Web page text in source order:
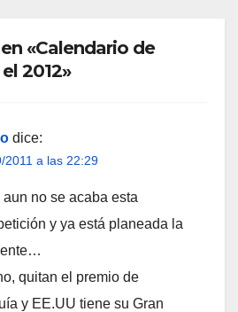
«Calendario de
2012»
dice:
2011 a las 22:29
aun no se acaba esta
y ya está planeada la
quitan el premio de
y EE.UU tiene su Gran